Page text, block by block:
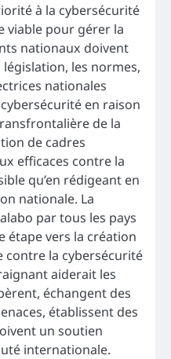
à la cybersécurité
viable pour gérer la
nationaux doivent
les normes,
nationales
en raison
de la
de cadres
efficaces contre la
qu’en rédigeant en
nationale. La
par tous les pays
étape vers la création
contre la cybersécurité
aiderait les
échangent des
établissent des
un soutien
internationale.